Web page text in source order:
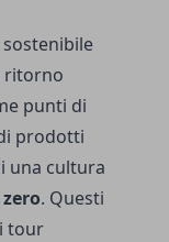
ritorno
punti di
prodotti
una cultura
. Questi
tour